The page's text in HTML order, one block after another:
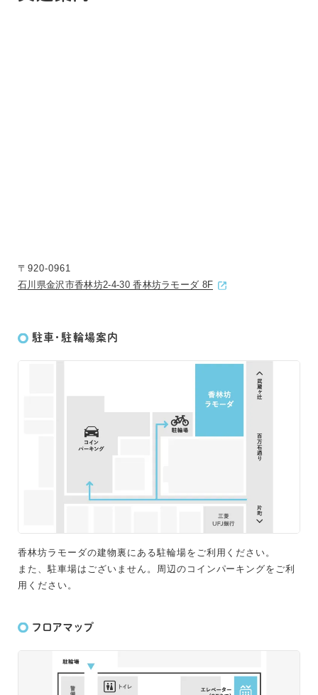
〒920-0961
石川県金沢市香林坊2-4-30 香林坊ラモーダ 8F
駐車・駐輪場案内
香林坊ラモーダの建物裏にある駐輪場をご利用ください。
また、駐車場はございません。周辺のコインパーキングをご利
用ください。
フロアマップ